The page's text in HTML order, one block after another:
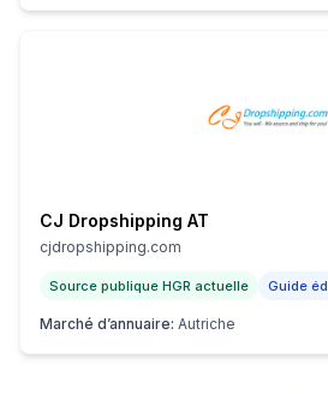
CJ Dropshipping AT
cjdropshipping.com
Source publique HGR actuelle Guide
Marché d’annuaire: Autriche